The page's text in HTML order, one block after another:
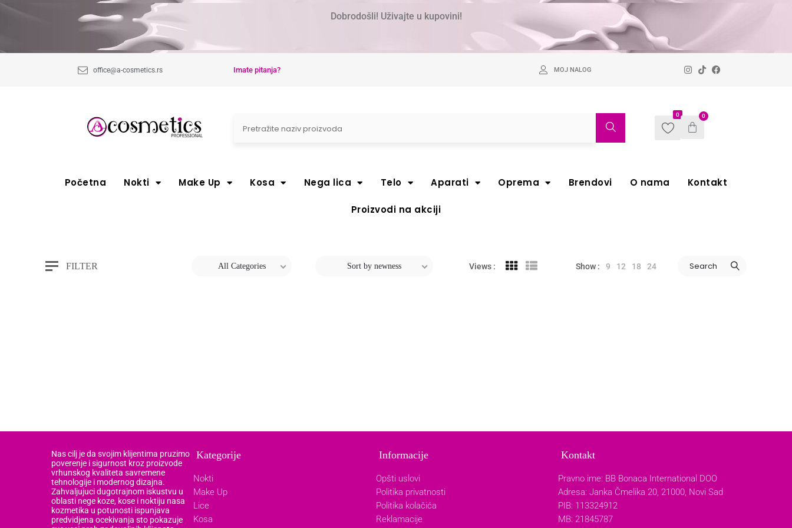
Dobrodošli! Uživajte u kupovini!
office@a-cosmetics.rs Imate pitanja? MOJ NALOG
0 0
Početna Nokti Make Up Kosa Nega lica Telo Aparati Oprema Brendovi O nama Kontakt
Proizvodi na akciji
FILTER All Categories Sort by newness Views : Show : 9 12 18 24 Search
Nas cilj je da svojim klijentima pruzimo
poverenje i sigurnost kroz proizvode
vrhunskog kvaliteta savremene
tehnologije i modernog dizajna.
Zahvaljujuci dugotrajnom iskustvu u
oblasti nege koze, kose i noktiju nasa
kozmetika u potunosti ispunjava
predvidjena ocekivanja sto pokazuje
Kategorije
Nokti
Make Up
Lice
Kosa
Informacije
Opšti uslovi
Politika privatnosti
Politika kolačića
Reklamacije
Kontakt
Pravno ime: BB Bonaca International DOO
Adresa: Janka Čmelika 20, 21000, Novi Sad
PIB: 113324912
MB: 21845787